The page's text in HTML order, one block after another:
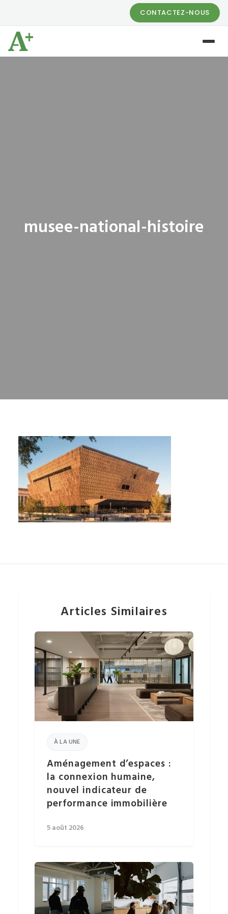
CONTACTEZ-NOUS
musee-national-histoire
Articles Similaires
À LA UNE
Aménagement d’espaces :
la connexion humaine,
nouvel indicateur de
performance immobilière
5 août 2026